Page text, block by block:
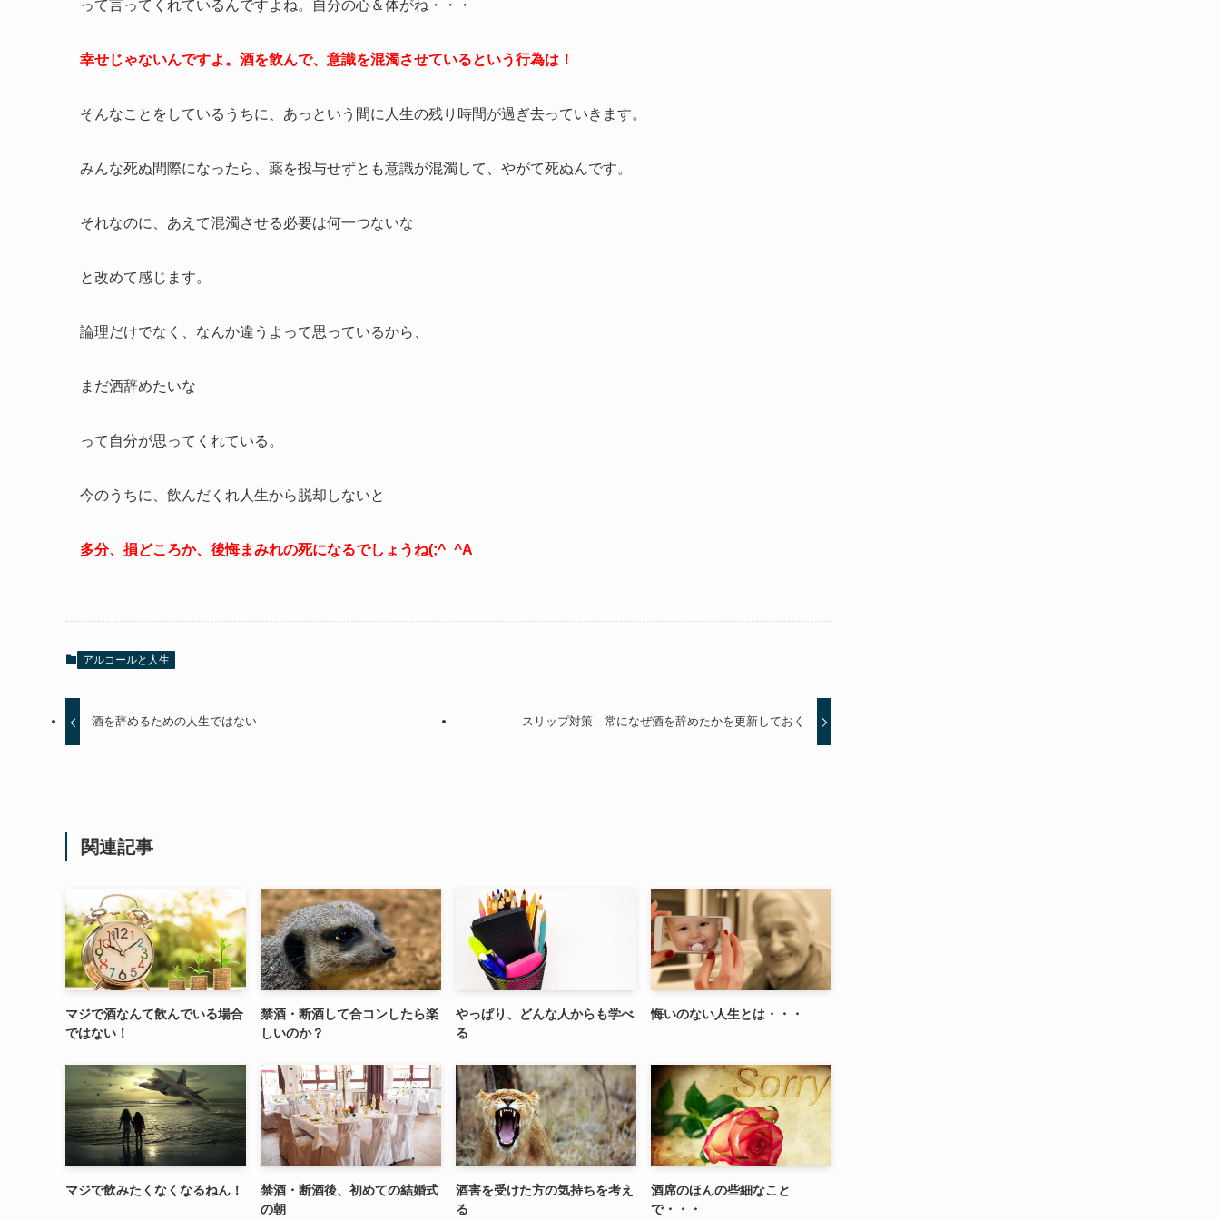
って言ってくれているんですよね。自分の心＆体がね・・・
幸せじゃないんですよ。酒を飲んで、意識を混濁させているという行為は！
そんなことをしているうちに、あっという間に人生の残り時間が過ぎ去っていきます。
みんな死ぬ間際になったら、薬を投与せずとも意識が混濁して、やがて死ぬんです。
それなのに、あえて混濁させる必要は何一つないな
と改めて感じます。
論理だけでなく、なんか違うよって思っているから、
まだ酒辞めたいな
って自分が思ってくれている。
今のうちに、飲んだくれ人生から脱却しないと
多分、損どころか、後悔まみれの死になるでしょうね(;^_^A
アルコールと人生
酒を辞めるための人生ではない スリップ対策 常になぜ酒を辞めたかを更新しておく
関連記事
マジで酒なんて飲んでいる場合
ではない！
禁酒・断酒して合コンしたら楽
しいのか？
やっぱり、どんな人からも学べ
る
悔いのない人生とは・・・
マジで飲みたくなくなるねん！
禁酒・断酒後、初めての結婚式
の朝
酒害を受けた方の気持ちを考え
る
酒席のほんの些細なこと
で・・・